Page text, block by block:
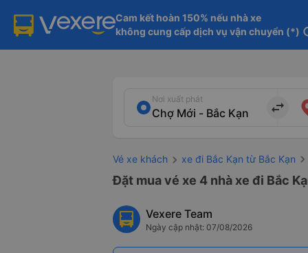
Cam kết hoàn 150% nếu nhà xe
không cung cấp dịch vụ vận chuyển (*)
Nơi xuất phát
import_export
Vé xe khách xe đi Bắc Kạn từ Bắc Kạn
Đặt mua vé xe 4 nhà xe đi Bắc
Vexere Team
Ngày cập nhật: 07/08/2026